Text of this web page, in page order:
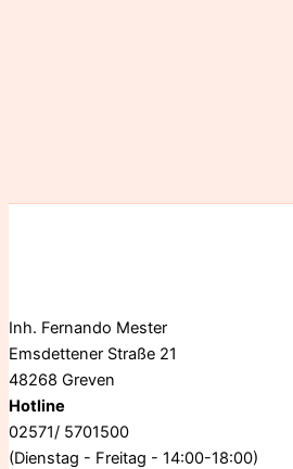
Inh. Fernando Mester
Emsdettener Straße 21
48268 Greven
Hotline
02571/ 5701500
(Dienstag - Freitag - 14:00-18:00)